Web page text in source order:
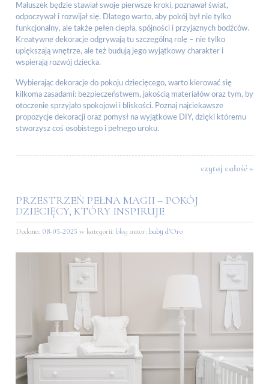
Maluszek będzie stawiał swoje pierwsze kroki, poznawał świat,
odpoczywał i rozwijał się. Dlatego warto, aby pokój był nie tylko
funkcjonalny, ale także pełen ciepła, spójności i przyjaznych bodźców.
Kreatywne dekoracje odgrywają tu szczególną rolę – nie tylko
upiększają wnętrze, ale też budują jego wyjątkowy charakter i
wspierają rozwój dziecka.
Wybierając dekoracje do pokoju dziecięcego, warto kierować się
kilkoma zasadami: bezpieczeństwem, jakością materiałów oraz tym, by
otoczenie sprzyjało spokojowi i bliskości. Poznaj najciekawsze
propozycje dekoracji oraz pomysł na wyjątkowe DIY, dzięki któremu
stworzysz coś osobistego i pełnego uroku.
czytaj całość »
PRZESTRZEŃ PEŁNA MAGII – POKÓJ
DZIECIĘCY, KTÓRY INSPIRUJE
Dodano: 08-05-2025 w kategorii: blog autor: baby d'Oro